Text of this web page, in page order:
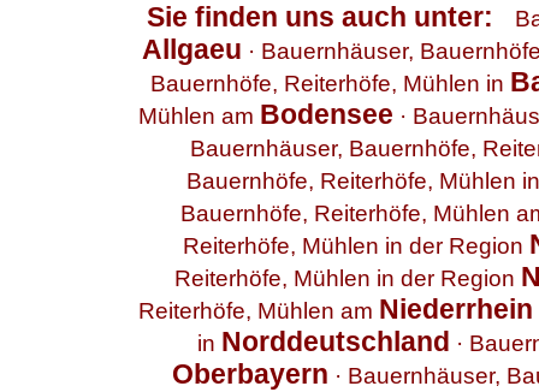
Sie finden uns auch unter:
Allgaeu · Bauernhäuser,
Bauernhöfe, Reiterhöfe, Mühlen in
Mühlen am Bodensee ·
Bauernhäuser, Bauernhöfe,
Bauernhöfe, Reiterhöfe, Mühlen
Bauernhöfe, Reiterhöfe, Mühlen
Reiterhöfe, Mühlen in der Region
Reiterhöfe, Mühlen in der Region
Reiterhöfe, Mühlen am Niederrhein
in Norddeutschland ·
Oberbayern · Bauernhäuser,